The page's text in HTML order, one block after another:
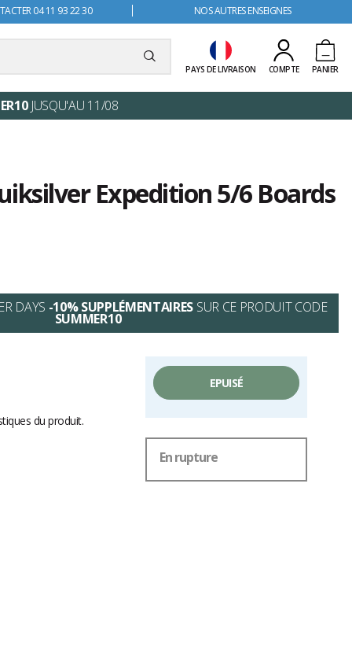
04 11 93 22 30 NOS AUTRES ENSEIGNES
PAYS DE LIVRAISON COMPTE PANIER
JUSQU'AU 11/08
Expedition 5/6 Boards
DAYS -10% SUPPLÉMENTAIRES SUR CE PRODUIT CODE
SUMMER10
du produit.
EPUISÉ
En rupture